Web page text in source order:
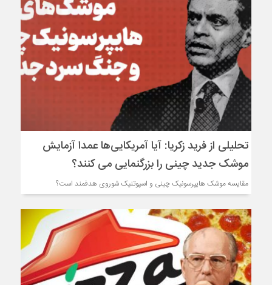
تحلیلی از فرید زکریا: آیا آمریکایی‌ها عمدا آزمایش
موشک جدید چینی را بزرگنمایی می کنند؟
مقایسه موشک هایپرسونیک چینی و اسپوتنیک شوروی هدفمند است؟